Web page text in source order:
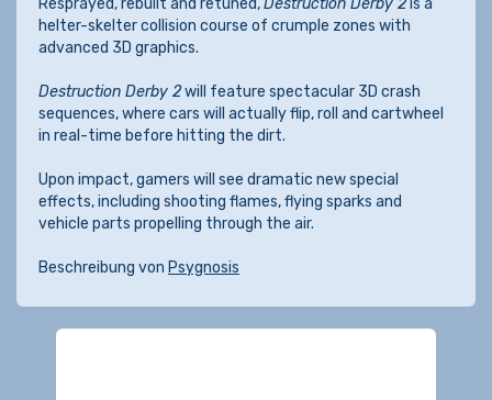
Resprayed, rebuilt and retuned,Destruction Derby 2is a
helter-skelter collision course of crumple zones with
advanced 3D graphics.
Destruction Derby 2will feature spectacular 3D crash
sequences, where cars will actually flip, roll and cartwheel
in real-time before hitting the dirt.
Upon impact, gamers will see dramatic new special
effects, including shooting flames, flying sparks and
vehicle parts propelling through the air.
Beschreibung von Psygnosis